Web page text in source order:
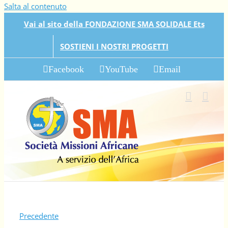
Salta al contenuto
Vai al sito della FONDAZIONE SMA SOLIDALE Ets
SOSTIENI I NOSTRI PROGETTI
Facebook YouTube Email
Precedente